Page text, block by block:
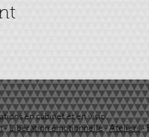
en cabinet et en visio.
·Libération émotionnelle·Ateliers·